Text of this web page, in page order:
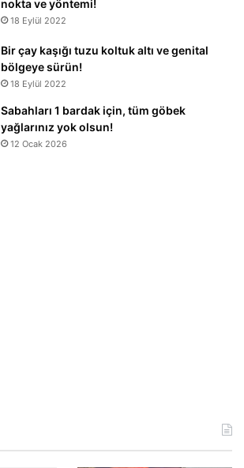
nokta ve yöntemi!
18 Eylül 2022
Bir çay kaşığı tuzu koltuk altı ve genital
bölgeye sürün!
18 Eylül 2022
Sabahları 1 bardak için, tüm göbek
yağlarınız yok olsun!
12 Ocak 2026